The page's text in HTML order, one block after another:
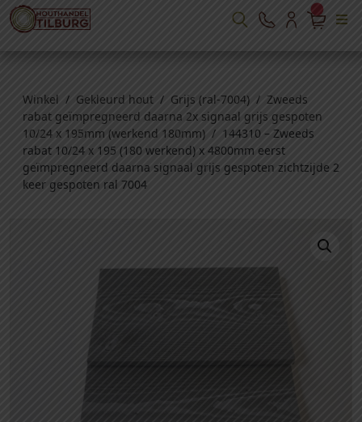
Winkel / Gekleurd hout / Grijs (ral-7004) / Zweeds
rabat geïmpregneerd daarna 2x signaal grijs gespoten
10/24 x 195mm (werkend 180mm) / 144310 – Zweeds
rabat 10/24 x 195 (180 werkend) x 4800mm eerst
geïmpregneerd daarna signaal grijs gespoten zichtzijde 2
keer gespoten ral 7004